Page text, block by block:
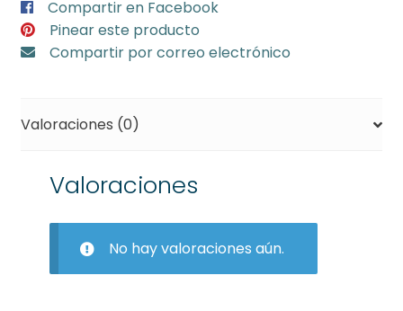
30
cm
cantidad
Compartir en Facebook
Pinear este producto
Compartir por correo electrónico
Valoraciones (0)
Valoraciones
No hay valoraciones aún.